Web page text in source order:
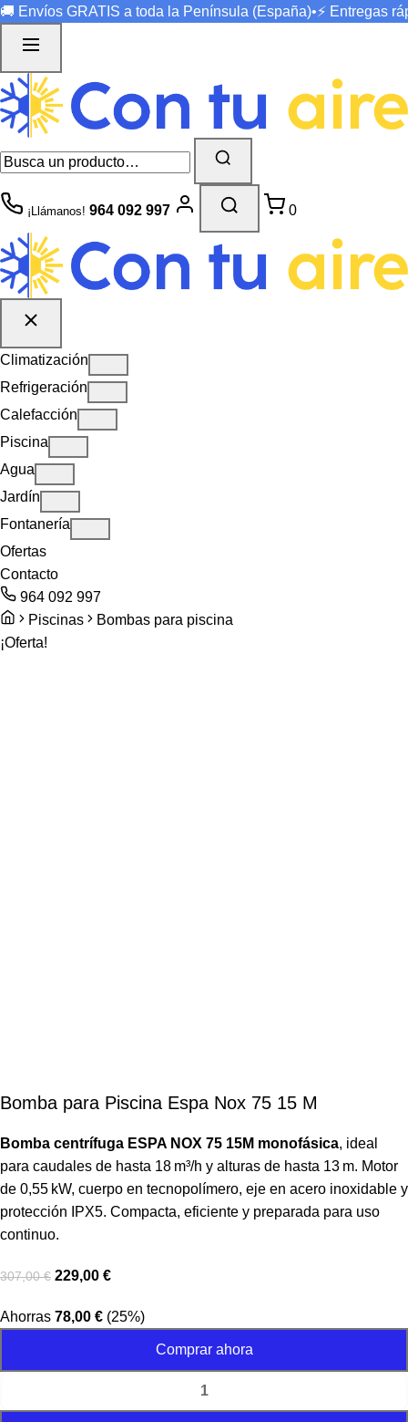
🚚 Envíos GRATIS a toda la Península (España)•⚡ Entregas
¡Llámanos! 964 092 997 0
Climatización
Refrigeración
Calefacción
Piscina
Agua
Jardín
Fontanería
Ofertas
Contacto
964 092 997
Piscinas
Bombas para piscina
¡Oferta!
Bomba para Piscina Espa Nox 75 15 M
Bomba centrífuga ESPA NOX 75 15M monofásica, ideal
para caudales de hasta 18 m³/h y alturas de hasta 13 m. Motor
de 0,55 kW, cuerpo en tecnopolímero, eje en acero inoxidable y
protección IPX5. Compacta, eficiente y preparada para uso
continuo.
307,00€ 229,00 €
Ahorras 78,00 € (25%)
Comprar ahora